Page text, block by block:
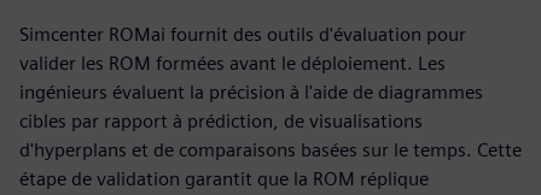
Simcenter ROMai fournit des outils d'évaluation pour
valider les ROM formées avant le déploiement. Les
ingénieurs évaluent la précision à l'aide de diagrammes
cibles par rapport à prédiction, de visualisations
d'hyperplans et de comparaisons basées sur le temps. Cette
étape de validation garantit que la ROM réplique